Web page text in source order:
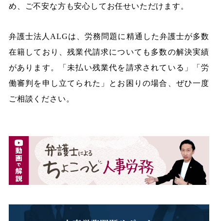
め、ご不安な方も安心してお任せいただけます。
弁護士法人ALGは、労務問題に精通した弁護士が多数
在籍しており、残業代請求についても多数の解決実績
があります。「未払い残業代を請求されている」「労
働審判を申し立てられた」とお困りの場合、ぜひ一度
ご相談ください。